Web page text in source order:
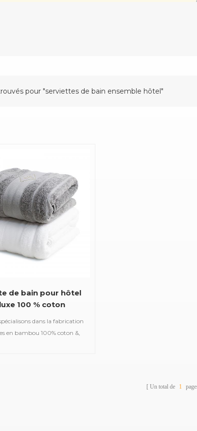
pour "serviettes de bain ensemble hôtel"
de bain pour hôtel
100 % coton
dans la fabrication
en bambou 100% coton &,
Un total de 1